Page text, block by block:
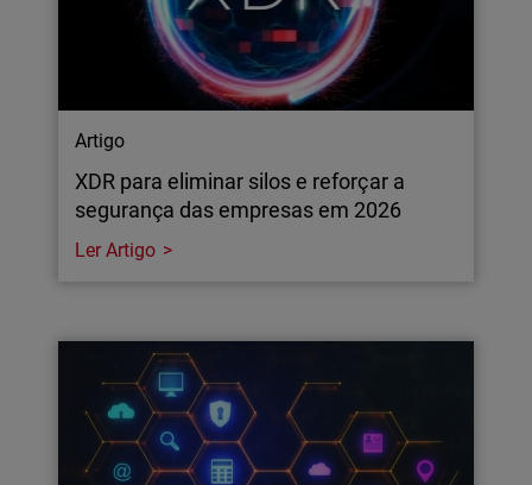
Artigo
XDR para eliminar silos e reforçar a
segurança das empresas em 2026
Ler Artigo